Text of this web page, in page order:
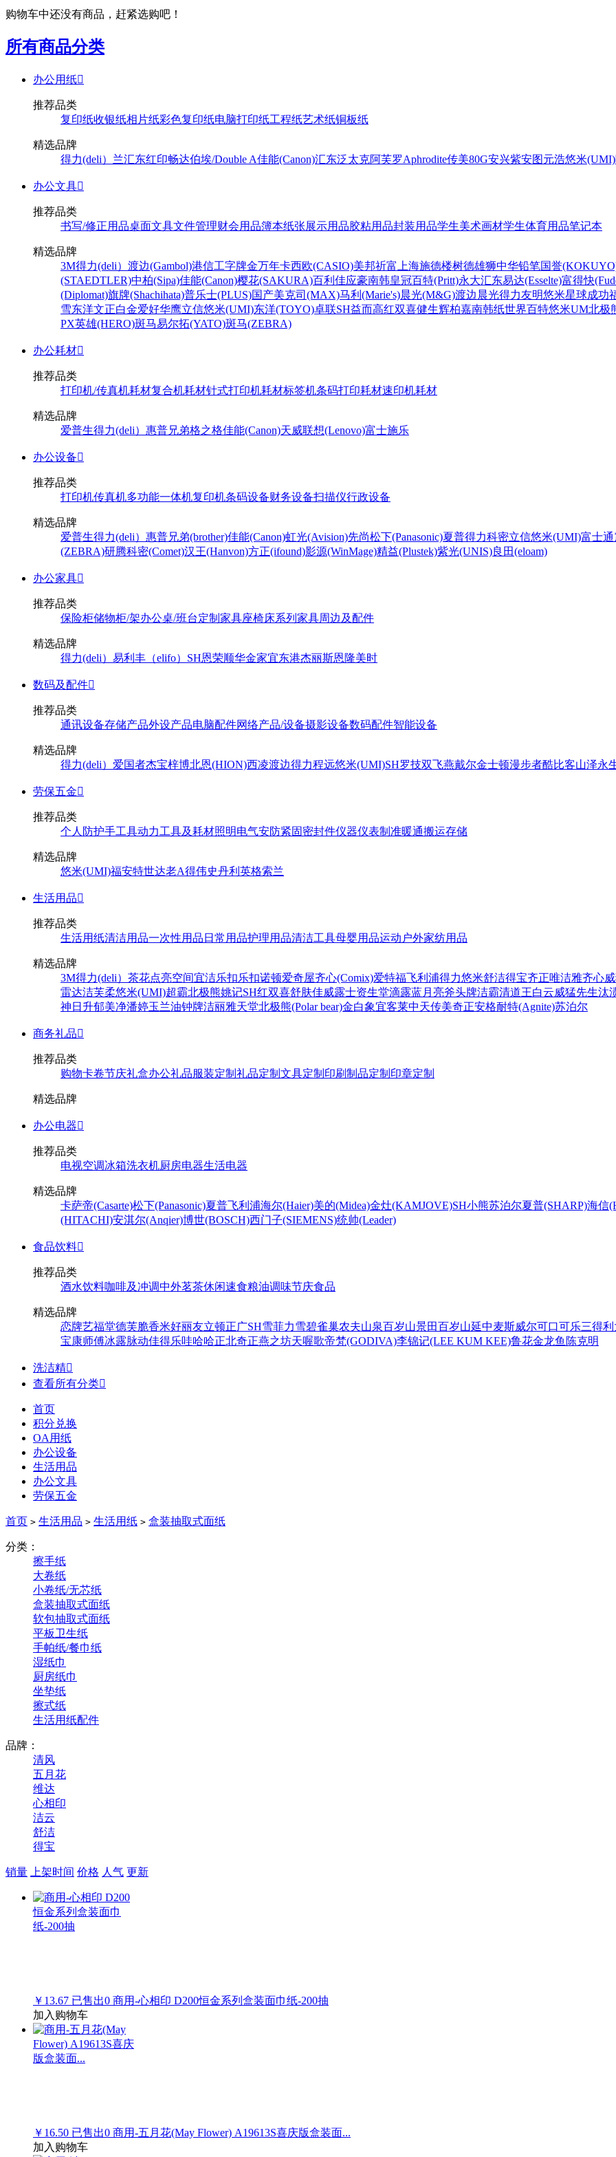
购物车中还没有商品，赶紧选购吧！
所有商品分类
办公用纸
推荐品类
复印纸收银纸相片纸彩色复印纸电脑打印纸工程纸艺术纸铜板纸
精选品牌
得力(deli） 兰汇东红印畅达伯埃/Double A佳能(Canon)汇东泛太克阿芙罗Aphrodite传美80G安兴紫安图元浩悠米(UMI)
办公文具
推荐品类
书写/修正用品桌面文具文件管理财会用品簿本纸张展示用品胶粘用品封装用品学生美术画材学生体育用品笔记本
精选品牌
3M得力(deli） 渡边(Gambol)港信工字牌金万年卡西欧(CASIO)美邦祈富 上海施德楼树德雄狮中华铅笔国誉
(STAEDTLER)中柏(Sipa)佳能(Canon)樱花(SAKURA)百利佳应豪南韩皇冠百特(Pritt)永大汇东易达(Esselte)富得快
(Diplomat)旗牌(Shachihata)普乐士(PLUS)国产美克司(MAX)马利(Marie's)晨光(M&G)渡边 晨光得力友明悠米星球成功
雪东洋文正白金爱好华鹰立信悠米(UMI)东洋(TOYO)卓联SH益而高红双喜健生辉柏嘉南韩纸世界百特悠米UM北极
PX英雄(HERO)斑马易尔拓(YATO)斑马(ZEBRA)
办公耗材
推荐品类
打印机/传真机耗材复合机耗材针式打印机耗材标签机条码打印耗材速印机耗材
精选品牌
爱普生得力(deli） 惠普兄弟格之格佳能(Canon)天威联想(Lenovo)富士施乐
办公设备
推荐品类
打印机传真机多功能一体机复印机条码设备财务设备扫描仪行政设备
精选品牌
爱普生得力(deli） 惠普兄弟(brother)佳能(Canon)虹光(Avision)先尚松下(Panasonic)夏普得力科密立信悠米(UMI)富士通
(ZEBRA)研腾科密(Comet)汉王(Hanvon)方正(ifound)影源(WinMage)精益(Plustek)紫光(UNIS)良田(eloam)
办公家具
推荐品类
保险柜储物柜/架办公桌/班台定制家具座椅床系列 家具周边及配件
精选品牌
得力(deli） 易利丰（elifo） SH恩荣顺华金家宜东港杰丽斯恩隆美时
数码及配件
推荐品类
通讯设备存储产品外设产品电脑配件网络产品/设备摄影设备数码配件智能设备
精选品牌
得力(deli） 爱国者杰宝梓博北恩(HION)西凌渡边得力程远悠米(UMI)SH罗技双飞燕戴尔金士顿漫步者酷比客山泽永
劳保五金
推荐品类
个人防护手工具动力工具及耗材照明电气安防紧固密封件仪器仪表制准暖通搬运存储
精选品牌
悠米(UMI)福安特世达老A得伟史丹利 英格索兰
生活用品
推荐品类
生活用纸清洁用品一次性用品 日常用品护理用品清洁工具母婴用品运动户外家纺用品
精选品牌
3M得力(deli） 茶花点亮空间宜洁乐扣乐扣诺顿爱奇屋齐心(Comix)爱特福飞利浦得力悠米舒洁得宝齐正唯洁雅齐心
雷达洁芙柔悠米(UMI)超霸北极熊姚记SH红双喜舒肤佳威露士资生堂滴露蓝月亮斧头牌洁霸清道王白云威猛先生汰
神 日升郁美净潘婷玉兰油钟牌洁丽雅天堂北极熊(Polar bear)金白象宜客莱中天传美奇正安格耐特(Agnite)苏泊尔
商务礼品
推荐品类
购物卡卷节庆礼盒办公礼品服装定制 礼品定制 文具定制 印刷制品定制 印章定制
精选品牌
办公电器
推荐品类
电视空调冰箱洗衣机厨房电器生活电器
精选品牌
卡萨帝(Casarte)松下(Panasonic)夏普飞利浦海尔(Haier)美的(Midea)金灶(KAMJOVE)SH小熊苏泊尔夏普(SHARP)海信
(HITACHI)安淇尔(Anqier)博世(BOSCH)西门子(SIEMENS)统帅(Leader)
食品饮料
推荐品类
酒水饮料咖啡及冲调中外茗茶休闲速食粮油调味节庆食品
精选品牌
恋牌艺福堂德芙脆香米好丽友立顿正广SH雪菲力雪碧雀巢农夫山泉百岁山景田百岁山延中麦斯威尔可口可乐三得利
宝康师傅冰露脉动佳得乐哇哈哈正北奇正燕之坊天喔歌帝梵(GODIVA)李锦记(LEE KUM KEE)鲁花金龙鱼 陈克明
洗洁精
查看所有分类
首页
积分兑换
OA用纸
办公设备
生活用品
办公文具
劳保五金
首页 > 生活用品 > 生活用纸 > 盒装抽取式面纸
分类：
擦手纸
大卷纸
小卷纸/无芯纸
盒装抽取式面纸
软包抽取式面纸
平板卫生纸
手帕纸/餐巾纸
湿纸巾
厨房纸巾
坐垫纸
擦式纸
生活用纸配件
品牌：
清风
五月花
维达
心相印
洁云
舒洁
得宝
销量 上架时间 价格 人气 更新
￥13.67 已售出0 商用-心相印 D200恒金系列盒装面巾纸-200抽
加入购物车
￥16.50 已售出0 商用-五月花(May Flower) A19613S喜庆版盒装面...
加入购物车